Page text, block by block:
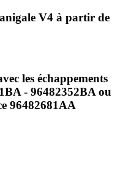
V4 à partir de
les échappements
- 96482352BA ou
96482681AA